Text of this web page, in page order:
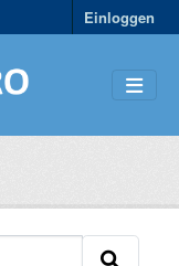
Einloggen